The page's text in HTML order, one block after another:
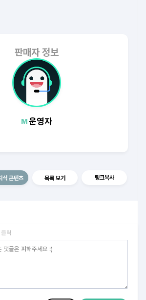
판매자 정보
운영자
식 콘텐츠 목록 보기 링크복사
릭